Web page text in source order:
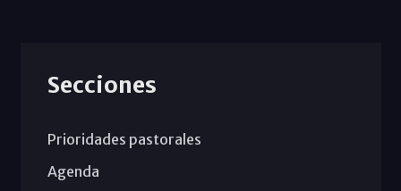
Secciones
Prioridades pastorales
Agenda